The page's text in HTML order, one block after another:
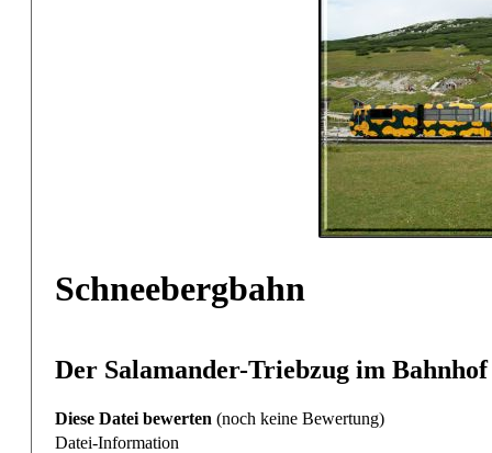
Schneebergbahn
Der Salamander-Triebzug im Bahnhof
Diese Datei bewerten (noch keine Bewertung)
Datei-Information